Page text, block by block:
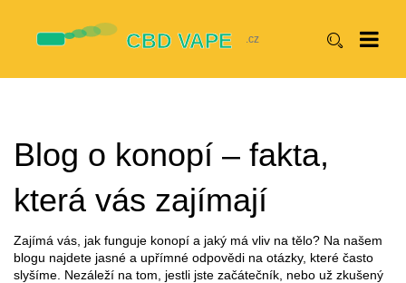
Blog o konopí – fakta,
která vás zajímají
Zajímá vás, jak funguje konopí a jaký má vliv na tělo? Na našem
blogu najdete jasné a upřímné odpovědi na otázky, které často
slyšíme. Nezáleží na tom, jestli jste začátečník, nebo už zkušený